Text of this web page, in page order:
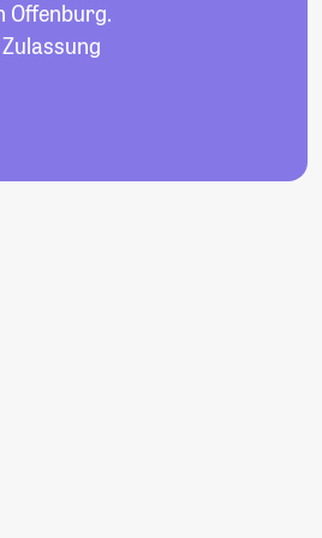
Offenburg.